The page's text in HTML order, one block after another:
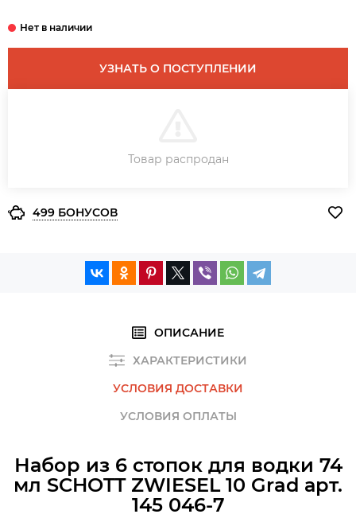
УЗНАТЬ О ПОСТУПЛЕНИИ
ЗАКАЗ В ОДИН КЛИК
Товар распродан
499 БОНУСОВ
ОПИСАНИЕ
ХАРАКТЕРИСТИКИ
УСЛОВИЯ ДОСТАВКИ
УСЛОВИЯ ОПЛАТЫ
Набор из 6 стопок для водки 74
мл SCHOTT ZWIESEL 10 Grad арт.
145 046-7